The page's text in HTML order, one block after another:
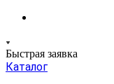
Быстрая заявка
Каталог